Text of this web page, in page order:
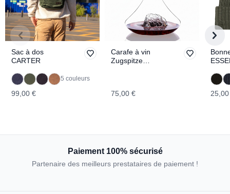
Sac à dos
CARTER
5 couleurs
99,00 €
Carafe à vin
Zugspitze
75,00 €
Paiement 100% sécurisé
Partenaire des meilleurs prestataires de paiement !